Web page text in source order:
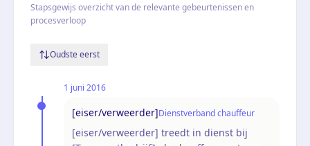
Stapsgewijs overzicht van de relevante gebeurtenissen en
procesverloop
Oudste eerst
1 juni 2016
[eiser/verweerder]Dienstverband chauffeur
[eiser/verweerder] treedt in dienst bij